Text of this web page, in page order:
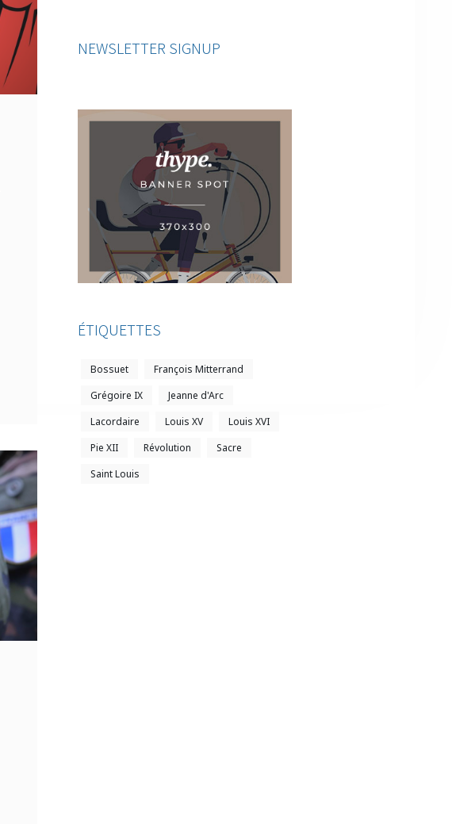
NEWSLETTER SIGNUP
ÉTIQUETTES
Bossuet
François Mitterrand
Grégoire IX
Jeanne d'Arc
Lacordaire
Louis XV
Louis XVI
Pie XII
Révolution
Sacre
Saint Louis